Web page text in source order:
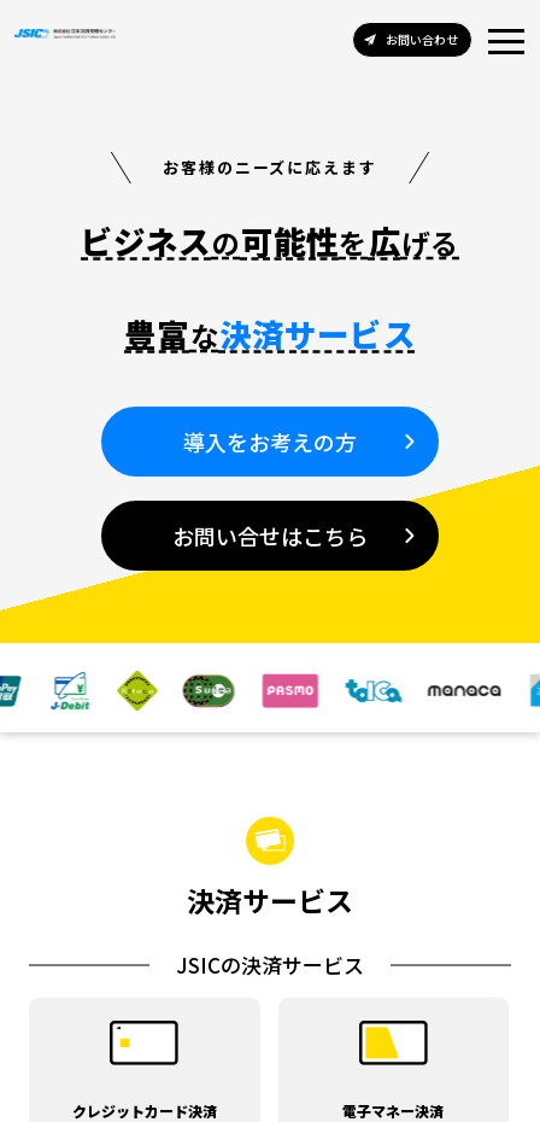
お問い合わせ
お客様のニーズに応えます
ビジネスの可能性を広げる
豊富な決済サービス
導入をお考えの方
お問い合せはこちら
決済サービス
JSICの決済サービス
クレジットカード決済 電子マネー決済